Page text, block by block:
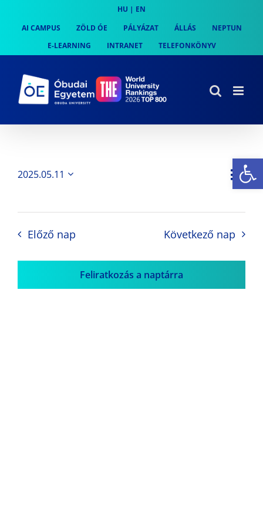
content
HU | EN
AI CAMPUS
ZÖLD ÓE PÁLYÁZAT ÁLLÁS
NEPTUN
E-LEARNING
INTRANET TELEFONKÖNYV
Nap
2025.05.11
Előző nap Következő nap
Feliratkozás a naptárra